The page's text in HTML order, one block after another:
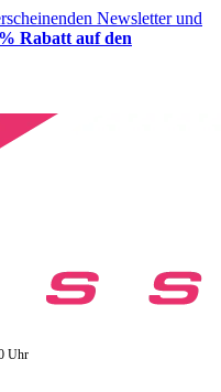
Newsletter und
Rabatt auf den
Uhr